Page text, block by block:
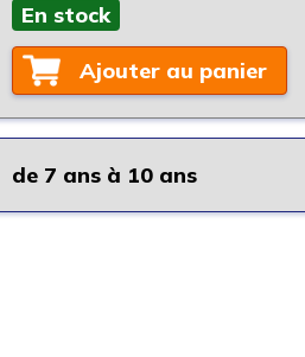
En stock
Ajouter au panier
de 7 ans à 10 ans